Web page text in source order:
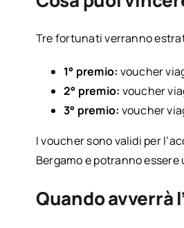
Tre fortunati verranno
1° premio: voucher
2° premio: voucher
3° premio: voucher
I voucher sono validi per
Bergamo e potranno
Quando avverrà